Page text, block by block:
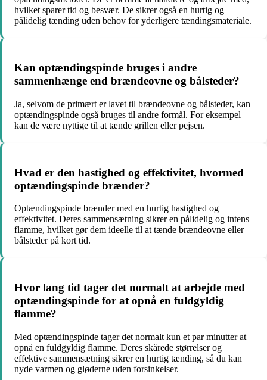
hvilket sparer tid og besvær. De sikrer også en hurtig og
pålidelig tænding uden behov for yderligere tændingsmateriale.
Kan optændingspinde bruges i andre
sammenhænge end brændeovne og bålsteder?
Ja, selvom de primært er lavet til brændeovne og bålsteder, kan
optændingspinde også bruges til andre formål. For eksempel
kan de være nyttige til at tænde grillen eller pejsen.
Hvad er den hastighed og effektivitet, hvormed
optændingspinde brænder?
Optændingspinde brænder med en hurtig hastighed og
effektivitet. Deres sammensætning sikrer en pålidelig og intens
flamme, hvilket gør dem ideelle til at tænde brændeovne eller
bålsteder på kort tid.
Hvor lang tid tager det normalt at arbejde med
optændingspinde for at opnå en fuldgyldig
flamme?
Med optændingspinde tager det normalt kun et par minutter at
opnå en fuldgyldig flamme. Deres skårede størrelser og
effektive sammensætning sikrer en hurtig tænding, så du kan
nyde varmen og gløderne uden forsinkelser.